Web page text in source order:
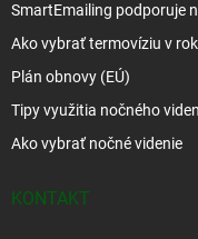
SmartEmailing podporuje
Ako vybrať termovíziu v
Plán obnovy (EÚ)
Tipy využitia nočného
Ako vybrať nočné videnie
KONTAKT